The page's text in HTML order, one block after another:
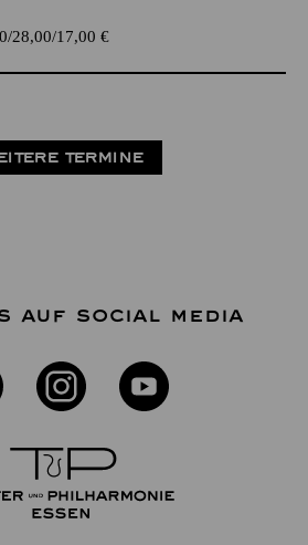
28,00 17,00 €
TERMINE
AUF SOCIAL MEDIA